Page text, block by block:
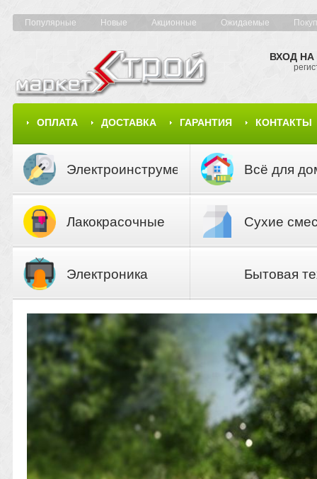
Популярные Новые Акционные Ожидаемые
ОПЛАТА ДОСТАВКА ГАРАНТИЯ КОНТАКТЫ
КАРТА САЙТА
ВХОД НА
Электроинструмент Всё для
Лакокрасочные
Сухие
Электроника Бытовая